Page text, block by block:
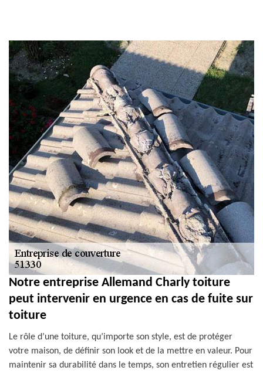
et PVC 51
Notre entreprise Allemand Charly toiture
peut intervenir en urgence en cas de fuite sur
toiture
Le rôle d’une toiture, qu’importe son style, est de protéger
votre maison, de définir son look et de la mettre en valeur. Pour
maintenir sa durabilité dans le temps, son entretien régulier est